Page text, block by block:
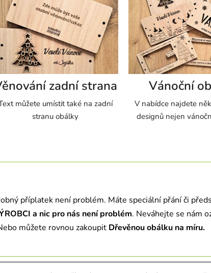
zadní strana
můžete umístit také na zadní
stranu obálky
Vánoční
V nabídce najdete
designů nejen
příplatek není problém. Máte speciální přání či
a nic pro nás není problém. Neváhejte se nám
můžete rovnou zakoupit Dřevěnou obálku na míru.